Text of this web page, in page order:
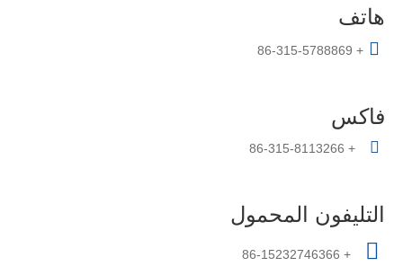
هاتف

+ 86-315-5788869
فاكس

+ 86-315-8113266
التليفون المحمول

+ 86-15232746366